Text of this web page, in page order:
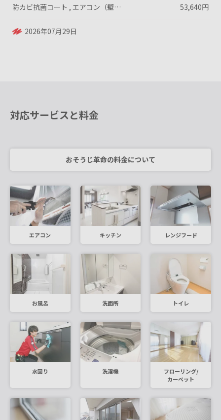
防カビ抗菌コート , エアコン（壁掛設置...
53,640円
2026年07月29日
対応サービスと料金
おそうじ革命の料金について
エアコン キッチン レンジフード
お風呂 洗面所 トイレ
水回り 洗濯機
フローリング/
カーペット